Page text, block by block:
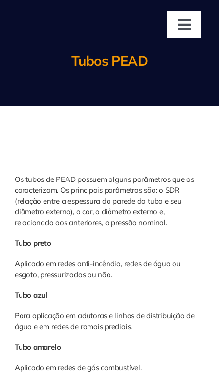
Tubos PEAD
Os tubos de PEAD possuem alguns parâmetros que os
caracterizam. Os principais parâmetros são: o SDR
(relação entre a espessura da parede do tubo e seu
diâmetro externo), a cor, o diâmetro externo e,
relacionado aos anteriores, a pressão nominal.
Tubo preto
Aplicado em redes anti-incêndio, redes de água ou
esgoto, pressurizadas ou não.
Tubo azul
Para aplicação em adutoras e linhas de distribuição de
água e em redes de ramais prediais.
Tubo amarelo
Aplicado em redes de gás combustível.